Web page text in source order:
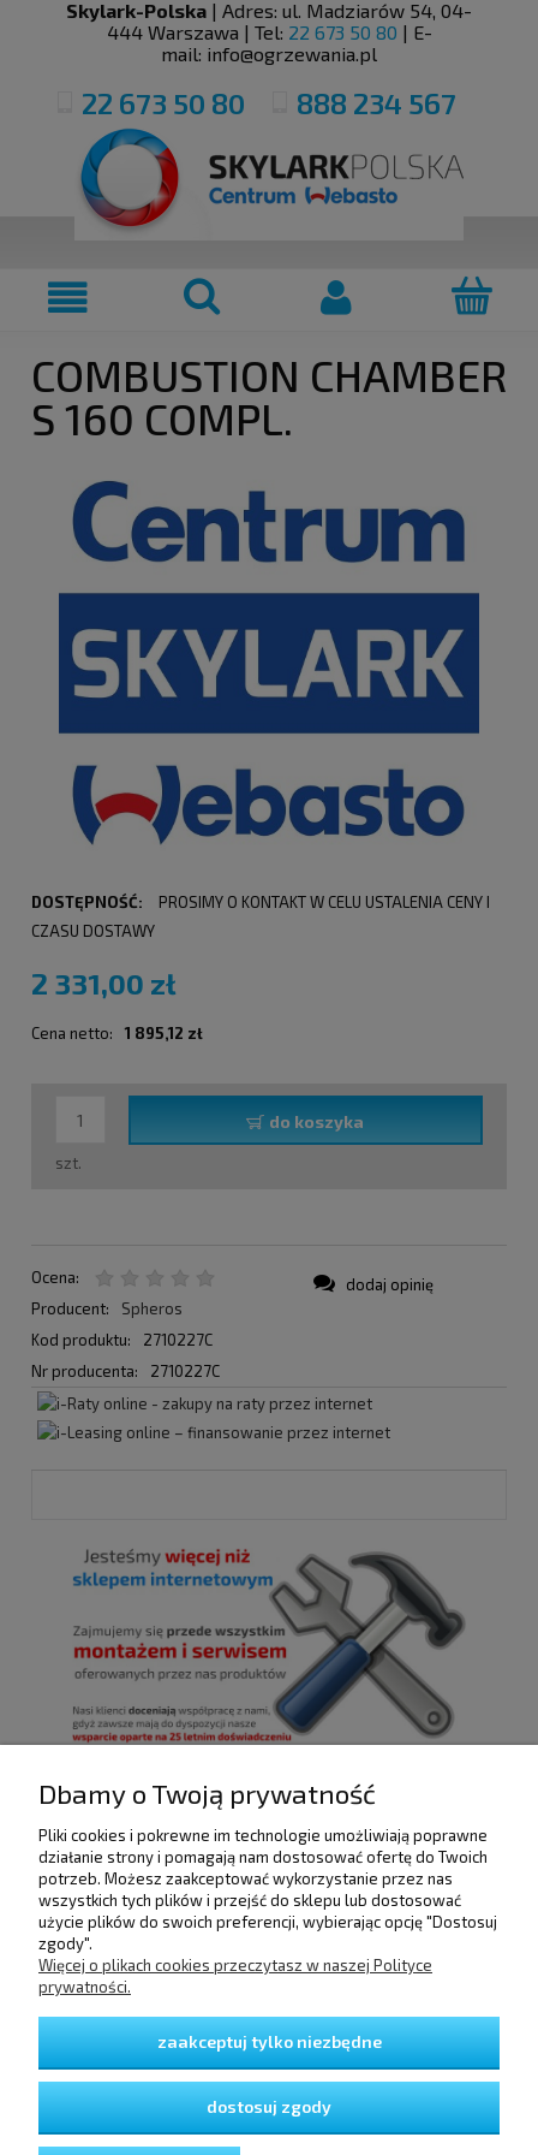
Skylark-Polska | Adres: ul. Madziarów 54, 04-
444 Warszawa | Tel: 22 673 50 80 | E-
mail: info@ogrzewania.pl
22 673 50 80 888 234 567
COMBUSTION CHAMBER
S 160 COMPL.
DOSTĘPNOŚĆ:
PROSIMY O KONTAKT W CELU USTALENIA CENY I
CZASU DOSTAWY
2 331,00 zł
Cena netto: 1 895,12 zł
szt.
do koszyka
Ocena:
Producent:
Spheros
Kod produktu:
2710227C
Nr producenta:
2710227C
dodaj opinię
POMOC
DOSTAWA I PŁATNOŚCI
GWARANCJA I ZWROTY
Dbamy o Twoją prywatność
Pliki cookies i pokrewne im technologie umożliwiają poprawne
działanie strony i pomagają nam dostosować ofertę do Twoich
potrzeb. Możesz zaakceptować wykorzystanie przez nas
wszystkich tych plików i przejść do sklepu lub dostosować
użycie plików do swoich preferencji, wybierając opcję "Dostosuj
zgody".
Więcej o plikach cookies przeczytasz w naszej Polityce
prywatności.
zaakceptuj tylko niezbędne
dostosuj zgody